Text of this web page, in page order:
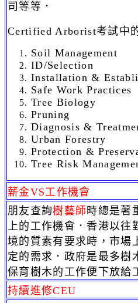
司等等．
Certified Arborist考試中
Soil Management
ID/Selection
Installation &
Safe Work Practices
Tree Biology
Pruning
Diagnosis &
Urban Forestry
Protection &
Tree Risk
薪金VS工作機會
朋友查詢樹藝師時總是著
上的工作機會．香港以往
境的質素有要求時，市場
定的需求．政府是最多樹
保育樹木的工作便下放給
持續進修CEU